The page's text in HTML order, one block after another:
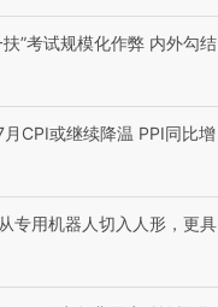
”考试规模化作弊 内外勾结
CPI或继续降温 PPI同比增
专用机器人切入人形，更具